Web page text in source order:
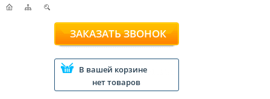
ЗАКАЗАТЬ ЗВОНОК
В вашей корзине
нет товаров